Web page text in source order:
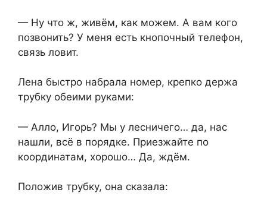
— Ну что ж, живём, как можем. А вам кого
позвонить? У меня есть кнопочный телефон,
связь ловит.
Лена быстро набрала номер, крепко держа
трубку обеими руками:
— Алло, Игорь? Мы у лесничего… да, нас
нашли, всё в порядке. Приезжайте по
координатам, хорошо… Да, ждём.
Положив трубку, она сказала: